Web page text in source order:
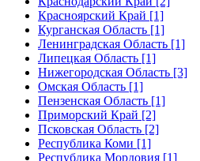
Красноярский Край [1]
Курганская Область [1]
Ленинградская Область [1]
Липецкая Область [1]
Нижегородская Область [3]
Омская Область [1]
Пензенская Область [1]
Приморский Край [2]
Псковская Область [2]
Республика Коми [1]
Республика Мордовия [1]